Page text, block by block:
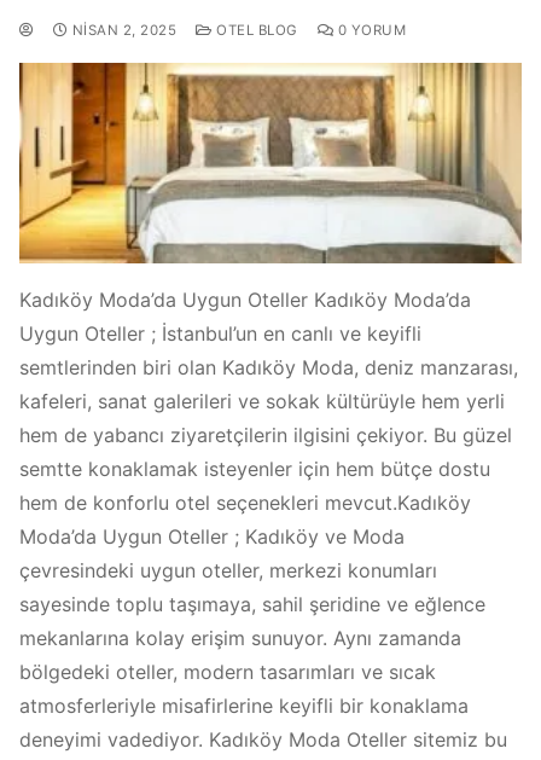
NISAN 2, 2025 OTEL BLOG 0 YORUM
Kadıköy Moda’da Uygun Oteller Kadıköy Moda’da
Uygun Oteller ; İstanbul’un en canlı ve keyifli
semtlerinden biri olan Kadıköy Moda, deniz manzarası,
kafeleri, sanat galerileri ve sokak kültürüyle hem yerli
hem de yabancı ziyaretçilerin ilgisini çekiyor. Bu güzel
semtte konaklamak isteyenler için hem bütçe dostu
hem de konforlu otel seçenekleri mevcut.Kadıköy
Moda’da Uygun Oteller ; Kadıköy ve Moda
çevresindeki uygun oteller, merkezi konumları
sayesinde toplu taşımaya, sahil şeridine ve eğlence
mekanlarına kolay erişim sunuyor. Aynı zamanda
bölgedeki oteller, modern tasarımları ve sıcak
atmosferleriyle misafirlerine keyifli bir konaklama
deneyimi vadediyor. Kadıköy Moda Oteller sitemiz bu